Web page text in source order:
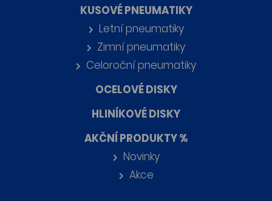
KUSOVÉ PNEUMATIKY
Letní pneumatiky
Zimní pneumatiky
Celoroční pneumatiky
OCELOVÉ DISKY
HLINÍKOVÉ DISKY
AKČNÍ PRODUKTY %
Novinky
Akce